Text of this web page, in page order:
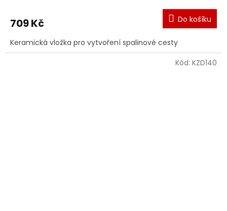
709 Kč Do košíku
Keramická vložka pro vytvoření spalinové cesty
Kód: KZD140